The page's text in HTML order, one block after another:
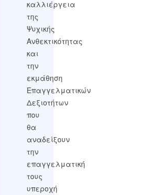
καλλιέργεια
της
Ψυχικής
Ανθεκτικότητας
και
την
εκμάθηση
Επαγγελματικών
Δεξιοτήτων
που
θα
αναδείξουν
την
επαγγελματική
τους
υπεροχή